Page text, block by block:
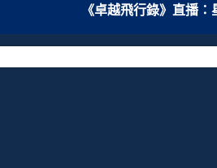
《卓越飛行錄》直播